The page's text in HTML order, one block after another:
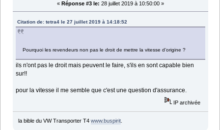
« Réponse #3 le: 28 juillet 2019 à 10:50:00 »
Citation de: tetra4 le 27 juillet 2019 à 14:18:52
Pourquoi les revendeurs non pas le droit de mettre la vitesse d’origine ?
ils n'ont pas le droit mais peuvent le faire, s'ils en sont capable bien
sur!!
pour la vitesse il me semble que c'est une question d'assurance.
IP archivée
la bible du VW Transporter T4 www.buspirit.